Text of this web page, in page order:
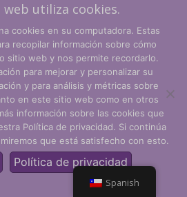
y condiciones
de privacidad
Global Inc. Todos los derechos
reservados.
Spanish
web utiliza cookies.
cookies en su computadora. Estas
recopilar información sobre cómo
sitio web y nos permite recordarlo.
para mejorar y personalizar su
y para análisis y métricas sobre
en este sitio web como en otros
información sobre las cookies que
Política de privacidad. Si continúa
que está satisfecho con esto.
Política de privacidad